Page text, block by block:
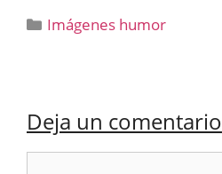
Categorías
Imágenes humor
Deja un comentario